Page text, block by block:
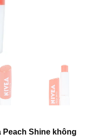
Shine không